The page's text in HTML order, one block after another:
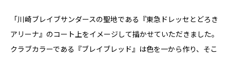
「川崎ブレイブサンダースの聖地である『東急ドレッセとどろき
アリーナ』のコート上をイメージして描かせていただきました。
クラブカラーである『ブレイブレッド』は色を一から作り、そこ